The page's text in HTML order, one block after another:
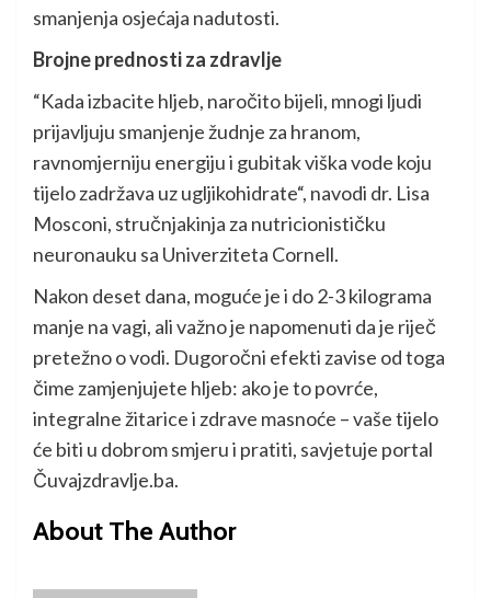
smanjenja osjećaja nadutosti.
Brojne prednosti za zdravlje
“Kada izbacite hljeb, naročito bijeli, mnogi ljudi
prijavljuju smanjenje žudnje za hranom,
ravnomjerniju energiju i gubitak viška vode koju
tijelo zadržava uz ugljikohidrate“, navodi dr. Lisa
Mosconi, stručnjakinja za nutricionističku
neuronauku sa Univerziteta Cornell.
Nakon deset dana, moguće je i do 2-3 kilograma
manje na vagi, ali važno je napomenuti da je riječ
pretežno o vodi. Dugoročni efekti zavise od toga
čime zamjenjujete hljeb: ako je to povrće,
integralne žitarice i zdrave masnoće – vaše tijelo
će biti u dobrom smjeru i pratiti, savjetuje portal
Čuvajzdravlje.ba.
About The Author